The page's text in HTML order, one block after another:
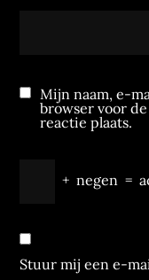
Mijn naam, e-
browser voor
reactie plaats.
+ negen =
Stuur mij een e-